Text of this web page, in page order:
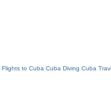
Flights to Cuba Cuba Diving Cuba